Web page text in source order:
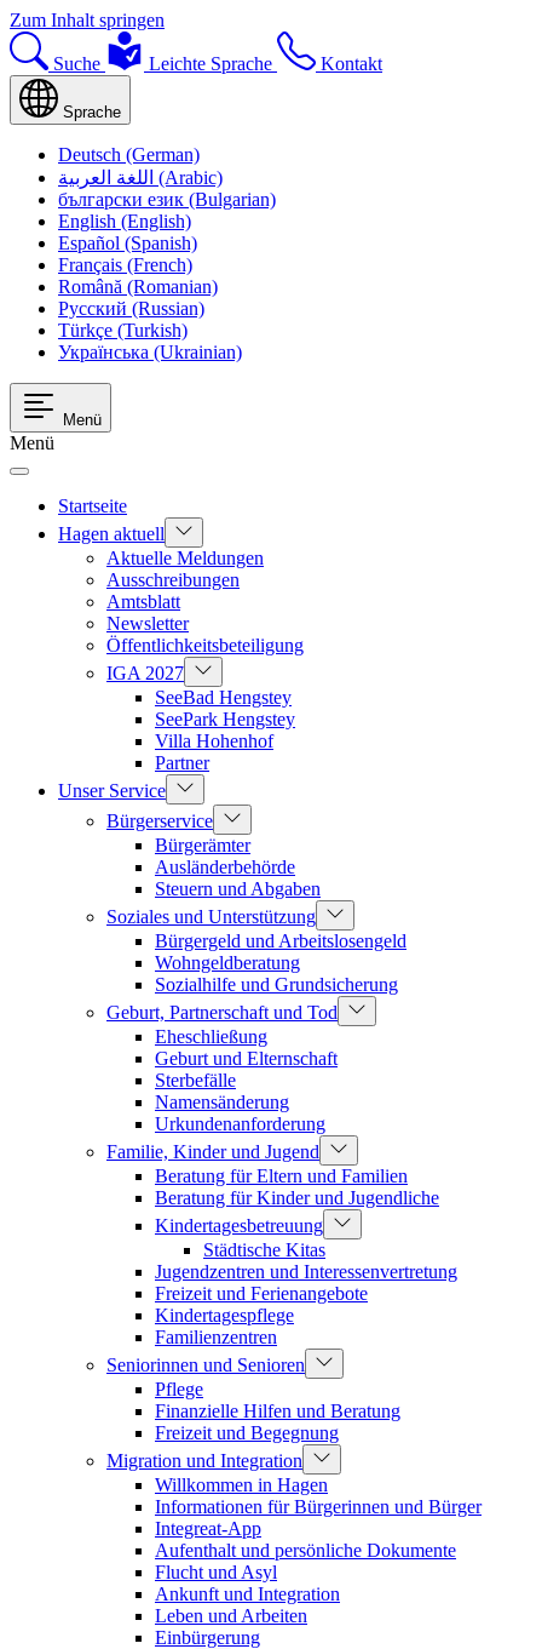
Zum Inhalt springen
Suche Leichte Sprache Kontakt
Sprache
Deutsch (German)
اللغة العربية (Arabic)
български език (Bulgarian)
English (English)
Español (Spanish)
Français (French)
Română (Romanian)
Русский (Russian)
Türkçe (Turkish)
Українська (Ukrainian)
Menü
Menü
Startseite
Hagen aktuell
Aktuelle Meldungen
Ausschreibungen
Amtsblatt
Newsletter
Öffentlichkeitsbeteiligung
IGA 2027
SeeBad Hengstey
SeePark Hengstey
Villa Hohenhof
Partner
Unser Service
Bürgerservice
Bürgerämter
Ausländerbehörde
Steuern und Abgaben
Soziales und Unterstützung
Bürgergeld und Arbeitslosengeld
Wohngeldberatung
Sozialhilfe und Grundsicherung
Geburt, Partnerschaft und Tod
Eheschließung
Geburt und Elternschaft
Sterbefälle
Namensänderung
Urkundenanforderung
Familie, Kinder und Jugend
Beratung für Eltern und Familien
Beratung für Kinder und Jugendliche
Kindertagesbetreuung
Städtische Kitas
Jugendzentren und Interessenvertretung
Freizeit und Ferienangebote
Kindertagespflege
Familienzentren
Seniorinnen und Senioren
Pflege
Finanzielle Hilfen und Beratung
Freizeit und Begegnung
Migration und Integration
Willkommen in Hagen
Informationen für Bürgerinnen und Bürger
Integreat-App
Aufenthalt und persönliche Dokumente
Flucht und Asyl
Ankunft und Integration
Leben und Arbeiten
Einbürgerung